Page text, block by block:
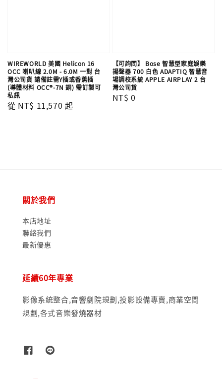
WIREWORLD 美國 Helicon 16
OCC 喇叭線 2.0M - 6.0M 一對 台
灣公司貨 請備註需Y插或香蕉插
(導體材料 OCC®-7N 銅) 需訂製可
私訊
Regular
從 NT$ 11,570 起
【可詢問】 Bose 智慧型家庭娛樂
揚聲器 700 白色 ADAPTIQ 智慧音
場調校系統 APPLE AIRPLAY 2 台
灣公司貨
Regular
NT$ 0
關於我們
本店地址
聯絡我們
最新優惠
延續60年專業
影像系統整合,音響劇院規劃,投影設備專賣,商業空間
規劃,各式音樂發燒器材